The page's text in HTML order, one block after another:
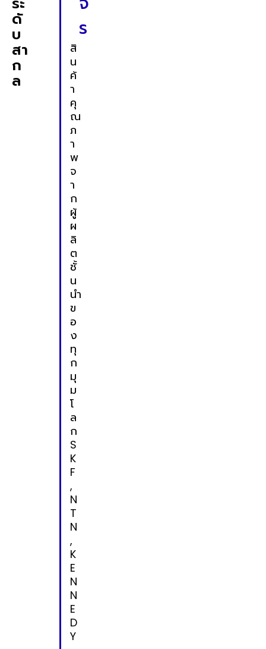
ดั
บ
สา
ก
ล
ร
สิ
น
ค้
า
คุ
ณ
ภ
า
พ
จ
า
ก
ผู้
ผ
ลิ
ต
ชั้
น
นำ
ข
อ
ง
ทุ
ก
มุ
ม
โ
ล
ก
S
K
F
,
N
T
N
,
K
E
N
N
E
D
Y